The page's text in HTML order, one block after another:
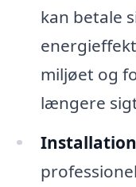
kan betale
miljøet og
længere